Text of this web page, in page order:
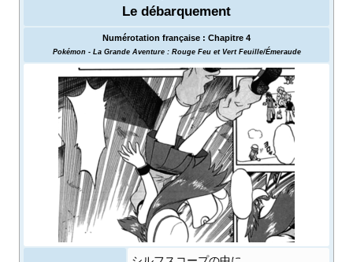
Le débarquement
Numérotation française : Chapitre 4
Pokémon - La Grande Aventure : Rouge Feu et Vert Feuille/Émeraude